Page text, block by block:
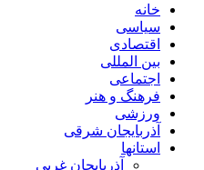
خانه
سیاسی
اقتصادی
بین المللی
اجتماعی
فرهنگ و هنر
ورزشی
آذربایجان شرقی
استانها
آذربایجان غربی